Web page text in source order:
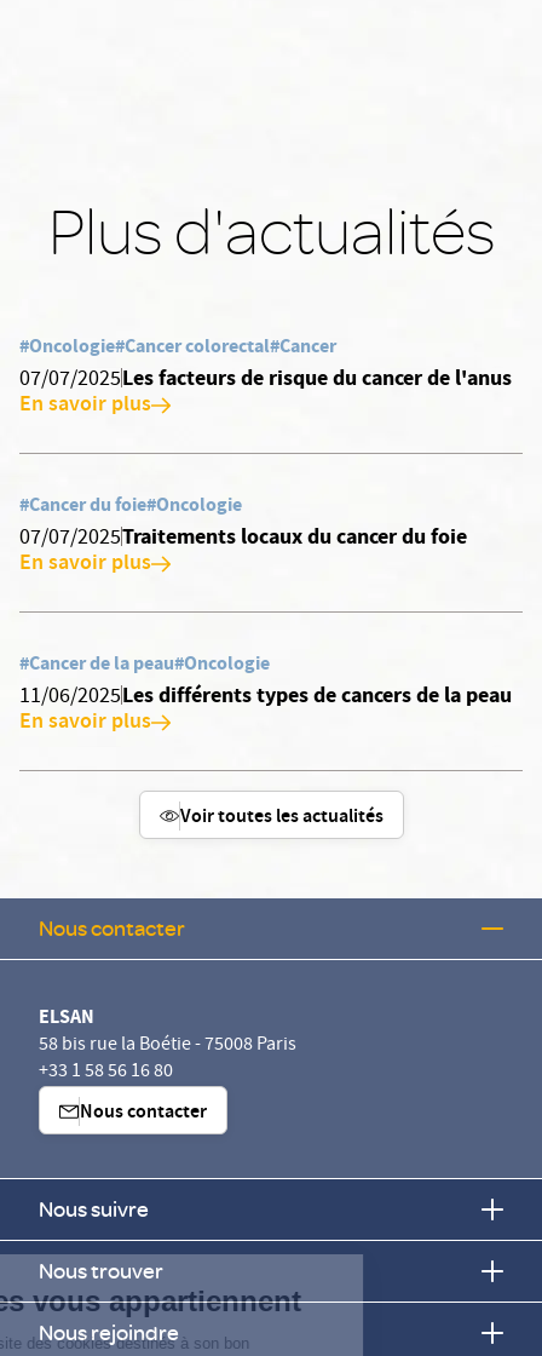
Vos données vous appartiennent
ELSAN utilise sur ce site des cookies destinés à son bon
Plus d'actualités
#Oncologie#Cancer colorectal#Cancer
07/07/2025Les facteurs de risque du cancer de l'anus
En savoir plus
#Cancer du foie#Oncologie
07/07/2025Traitements locaux du cancer du foie
En savoir plus
#Cancer de la peau#Oncologie
11/06/2025Les différents types de cancers de la peau
En savoir plus
Voir toutes les actualités
Nous contacter
ELSAN
58 bis rue la Boétie - 75008 Paris
+33 1 58 56 16 80
Nous contacter
Nous suivre
Nous trouver
Nous rejoindre